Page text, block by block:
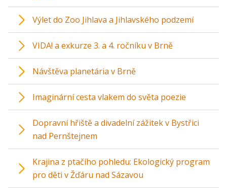
Výlet do Zoo Jihlava a Jihlavského podzemí
VIDA! a exkurze 3. a 4. ročníku v Brně
Návštěva planetária v Brně
Imaginární cesta vlakem do světa poezie
Dopravní hřiště a divadelní zážitek v Bystřici
nad Pernštejnem
Krajina z ptačího pohledu: Ekologický program
pro děti v Žďáru nad Sázavou